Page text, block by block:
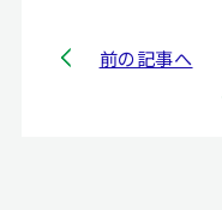
前の記事へ